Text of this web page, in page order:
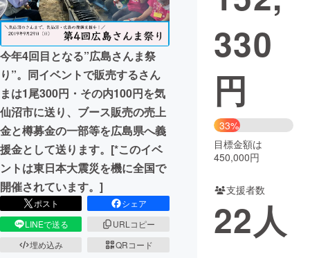
映像・映画 書籍・雑誌
ビジネス・起業 チャレンジ
まちづくり・地域活性化
CAMPFIRE for Social Good
CAMPFIRE Creation
CAMPFIREふるさと納税machi-ya コミュニティ
今年4回目となる”広島さんま祭
り”。同イベントで販売するさん
まは1尾300円・その内100円を気
仙沼市に送り、ブース販売の売上
金と樽募金の一部等を広島県へ義
援金として送ります。[*このイベ
ントは東日本大震災を機に全国で
開催されています。]
ポスト
シェア
LINEで送る
URLコピー
埋め込み
QRコード
330
円
33%
目標金額は
450,000円
支援者数
22人